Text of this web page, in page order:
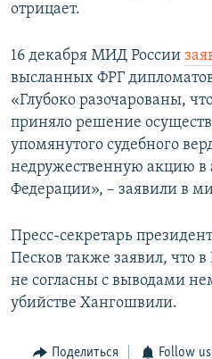
отрицает.
16 декабря МИД России
высланных ФРГ
«Глубоко разочарованы,
приняло решение
упомянутого судебного
недружественную акцию в
Федерации», – заявили в
Пресс-секретарь
Песков также заявил, что
не согласны с выводами
убийстве Хангошвили.
Поделиться Follow us